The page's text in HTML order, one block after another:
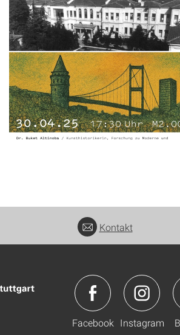
Kontakt
Facebook Instagram